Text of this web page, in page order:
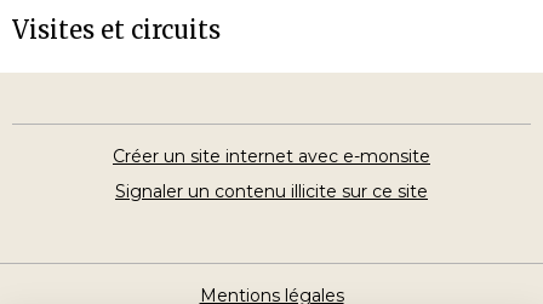
Visites et circuits
Créer un site internet avec e-monsite
Signaler un contenu illicite sur ce site
Mentions légales